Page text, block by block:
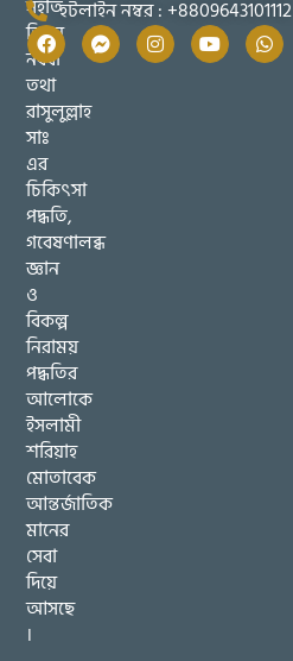
সহীত
তিব্বুন
নববী
তথা
রাসুলুল্লাহ
সাঃ
এর
চিকিৎসা
পদ্ধতি,
গবেষণালব্ধ
জ্ঞান
ও
বিকল্প
নিরাময়
পদ্ধতির
আলোকে
ইসলামী
শরিয়াহ
মোতাবেক
আন্তর্জাতিক
মানের
সেবা
দিয়ে
আসছে
।
হটলাইন নম্বর : +8809643101112